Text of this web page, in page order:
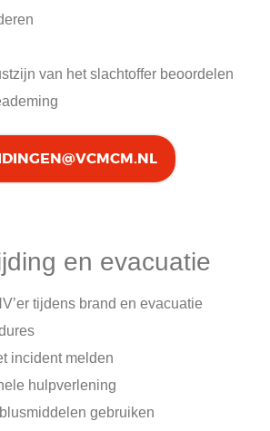
van het slachtoffer beoordelen
en evacuatie
tijdens brand en evacuatie
incident melden
hulpverlening
gebruiken